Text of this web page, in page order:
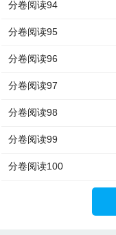
分卷阅读94
分卷阅读95
分卷阅读96
分卷阅读97
分卷阅读98
分卷阅读99
分卷阅读100